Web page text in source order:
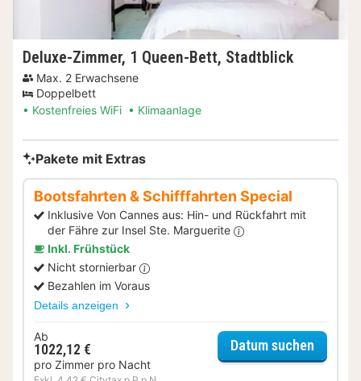
Deluxe-Zimmer, 1 Queen-Bett, Stadtblick
Max. 2 Erwachsene
Doppelbett
Kostenfreies WiFi
Klimaanlage
Pakete mit Extras
Bootsfahrten & Schifffahrten Special
Inklusive Von Cannes aus: Hin- und Rückfahrt mit
der Fähre zur Insel Ste. Marguerite
Inkl. Frühstück
Nicht stornierbar
Bezahlen im Voraus
Details anzeigen
Ab
1022,12 €
pro Zimmer pro Nacht
Datum suchen